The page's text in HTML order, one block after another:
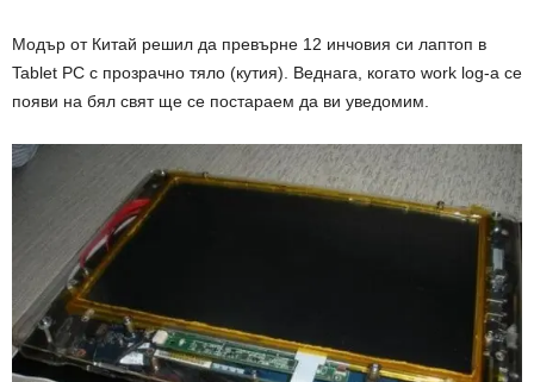
Модър от Китай решил да превърне 12 инчовия си лаптоп в
Tablet PC с прозрачно тяло (кутия). Веднага, когато work log-а се
появи на бял свят ще се постараем да ви уведомим.